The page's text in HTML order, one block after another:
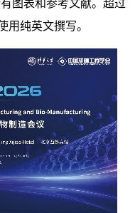
图表和参考文献。超过
纯英文撰写。